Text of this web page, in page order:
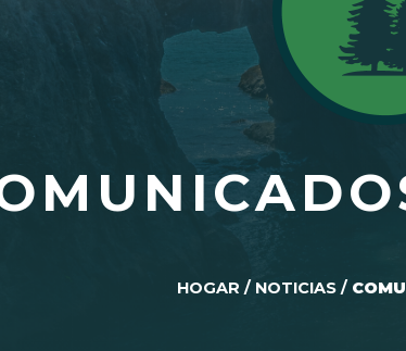
HOGAR / NOTICIAS /